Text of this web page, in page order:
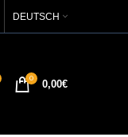
DEUTSCH
0
0,00€